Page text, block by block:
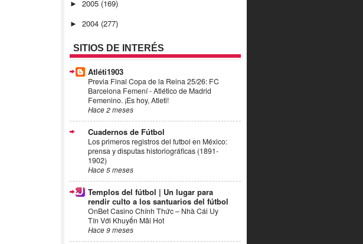
► 2005 (169)
► 2004 (277)
SITIOS DE INTERÉS
Atléti1903
Previa Final Copa de la Reina 25/26: FC
Barcelona Femení - Atlético de Madrid
Femenino. ¡Es hoy, Atleti!
Hace 2 meses
Cuadernos de Fútbol
Los primeros registros del futbol en México:
prensa y disputas historiográficas (1891-
1902)
Hace 5 meses
Templos del fútbol | Un lugar para
rendir culto a los santuarios del fútbol
OnBet Casino Chính Thức – Nhà Cái Uy
Tín Với Khuyến Mãi Hot
Hace 9 meses